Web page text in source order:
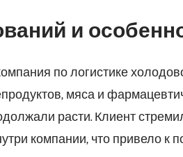
и
по логистике
мяса и
расти. Клиент
компании, что привело к